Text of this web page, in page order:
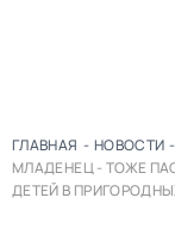
ГЛАВНАЯ - НОВОСТИ -
МЛАДЕНЕЦ - ТОЖЕ
ДЕТЕЙ В